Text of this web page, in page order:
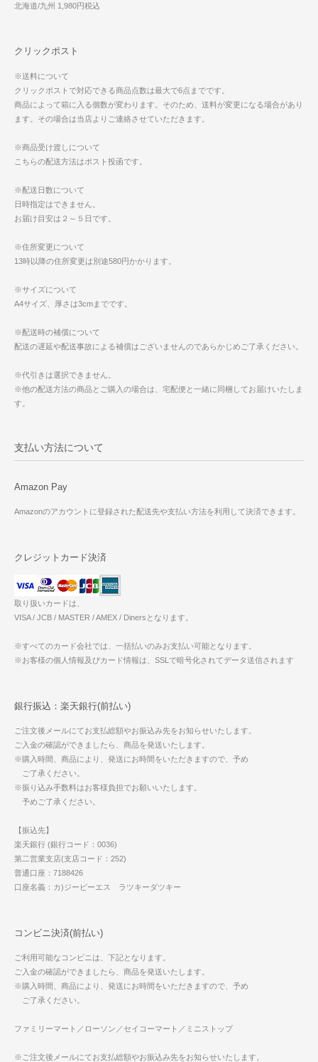
北海道/九州 1,980円税込
クリックポスト
※送料について
クリックポストで対応できる商品点数は最大で6点までです。
商品によって箱に入る個数が変わります。そのため、送料が変更になる場合があり
ます。その場合は当店よりご連絡させていただきます。
※商品受け渡しについて
こちらの配送方法はポスト投函です。
※配送日数について
日時指定はできません。
お届け目安は２～５日です。
※住所変更について
13時以降の住所変更は別途580円かかります。
※サイズについて
A4サイズ、厚さは3cmまでです。
※配送時の補償について
配送の遅延や配送事故による補償はございませんのであらかじめご了承ください。
※代引きは選択できません。
※他の配送方法の商品とご購入の場合は、宅配便と一緒に同梱してお届けいたしま
す。
支払い方法について
Amazon Pay
Amazonのアカウントに登録された配送先や支払い方法を利用して決済できます。
クレジットカード決済
取り扱いカードは、
VISA / JCB / MASTER / AMEX / Dinersとなります。
※すべてのカード会社では、一括払いのみお支払い可能となります。
※お客様の個人情報及びカード情報は、SSLで暗号化されてデータ送信されます
銀行振込：楽天銀行(前払い)
ご注文後メールにてお支払総額やお振込み先をお知らせいたします。
ご入金の確認ができましたら、商品を発送いたします。
※購入時間、商品により、発送にお時間をいただきますので、予め
ご了承ください。
※振り込み手数料はお客様負担でお願いいたします。
予めご了承ください。
【振込先】
楽天銀行 (銀行コード：0036)
第二営業支店(支店コード：252)
普通口座：7188426
口座名義：カ)ジーピーエス ラツキーダツキー
コンビニ決済(前払い)
ご利用可能なコンビニは、下記となります。
ご入金の確認ができましたら、商品を発送いたします。
※購入時間、商品により、発送にお時間をいただきますので、予め
ご了承ください。
ファミリーマート／ローソン／セイコーマート／ミニストップ
※ご注文後メールにてお支払総額やお振込み先をお知らせいたします。